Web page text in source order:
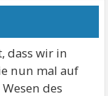
dass wir in
nun mal auf
des